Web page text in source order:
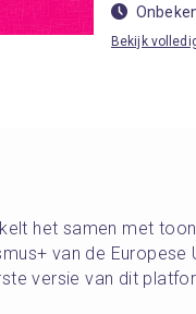
Bekijk
het samen met
van de Europese
versie van dit